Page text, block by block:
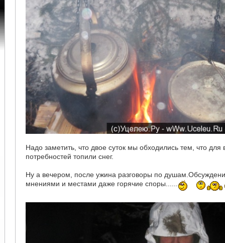
Надо заметить, что двое суток мы обходились тем, что для
потребностей топили снег.
Ну а вечером, после ужина разговоры по
мнениями и местами даже горячие споры......